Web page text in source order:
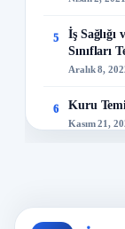
5
İş
Sınıfları
Aralık 8,
6 Kuru
Kasım 21,